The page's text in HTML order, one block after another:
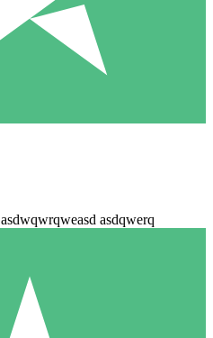
asdwqwrqweasd asdqwerq